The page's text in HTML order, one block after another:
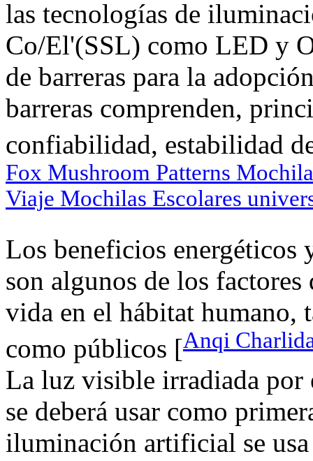
las tecnologías de
Co/El'(SSL) como LED y
de barreras para la
barreras comprenden,
confiabilidad, estabilidad
Fox Mushroom Patterns
Viaje Mochilas Escolares
Los beneficios
son algunos de los
vida en el hábitat humano,
como públicos [Anqi
La luz visible irradiada por
se deberá usar como
iluminación artificial se